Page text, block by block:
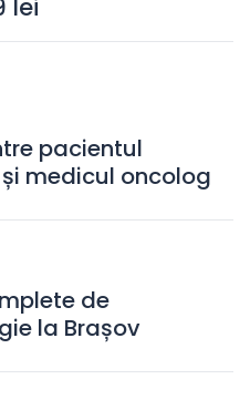
lei
pacientul
medicul oncolog
de
la Brașov